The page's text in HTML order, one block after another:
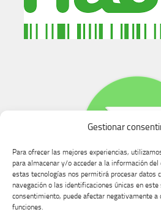
Gestionar
Para ofrecer las mejores experiencias,
para almacenar y/o acceder a la información
estas tecnologías nos permitirá procesar datos
navegación o las identificaciones únicas en
consentimiento, puede afectar negativamente
funciones.
Buzón de dudas, quejas y